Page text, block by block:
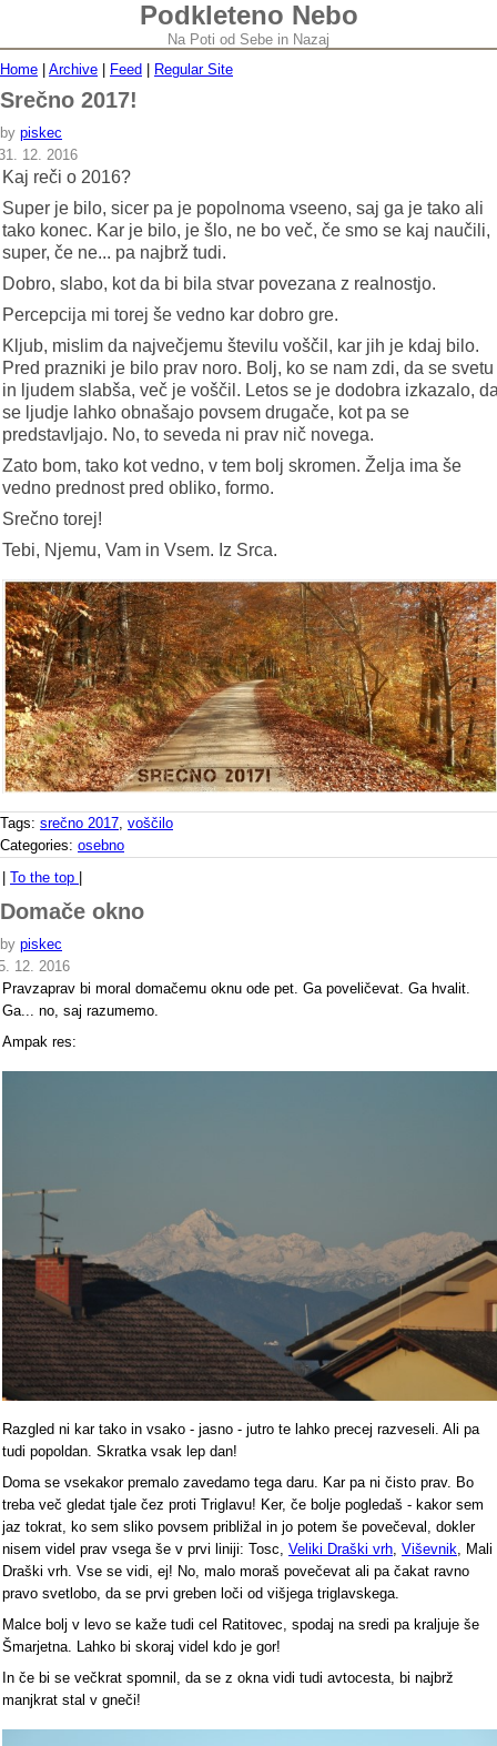
Podkleteno Nebo
Na Poti od Sebe in Nazaj
Home
Archive Feed Regular Site
Srečno 2017!
by piskec
12. 2016
Kaj reči o 2016?
Super je bilo, sicer pa je popolnoma vseeno, saj ga je tako ali
tako konec. Kar je bilo, je šlo, ne bo več, če smo se kaj naučili,
super, če ne... pa najbrž tudi.
Dobro, slabo, kot da bi bila stvar povezana z realnostjo.
Percepcija mi torej še vedno kar dobro gre.
Kljub, mislim da največjemu številu voščil, kar jih je kdaj bilo.
Pred prazniki je bilo prav noro. Bolj, ko se nam zdi, da se svetu
in ljudem slabša, več je voščil. Letos se je dodobra izkazalo,
se ljudje lahko obnašajo povsem drugače, kot pa se
predstavljajo. No, to seveda ni prav nič novega.
Zato bom, tako kot vedno, v tem bolj skromen. Želja ima še
vedno prednost pred obliko, formo.
Srečno torej!
Tebi, Njemu, Vam in Vsem. Iz Srca.
Tags: srečno 2017 voščilo
Categories: osebno
| To the top |
Domače okno
by piskec
12. 2016
Pravzaprav bi moral domačemu oknu ode pet. Ga poveličevat. Ga hvalit.
Ga... no, saj razumemo.
Ampak res:
Razgled ni kar tako in vsako - jasno - jutro te lahko precej razveseli. Ali pa
tudi popoldan. Skratka vsak lep dan!
Doma se vsekakor premalo zavedamo tega daru. Kar pa ni čisto prav. Bo
treba več gledat tjale čez proti Triglavu! Ker, če bolje pogledaš - kakor sem
jaz tokrat, ko sem sliko povsem približal in jo potem še povečeval, dokler
nisem videl prav vsega še v prvi liniji: Tosc, Veliki Draški vrh, Viševnik, Mali
Draški vrh. Vse se vidi, ej! No, malo moraš povečevat ali pa čakat ravno
pravo svetlobo, da se prvi greben loči od višjega triglavskega.
Malce bolj v levo se kaže tudi cel Ratitovec, spodaj na sredi pa kraljuje še
Šmarjetna. Lahko bi skoraj videl kdo je gor!
In če bi se večkrat spomnil, da se z okna vidi tudi avtocesta, bi najbrž
manjkrat stal v gneči!